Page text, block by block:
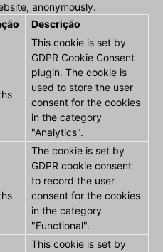
anonymously.
Descrição
This cookie is set by
GDPR Cookie Consent
plugin. The cookie is
used to store the user
consent for the cookies
in the category
"Analytics".
The cookie is set by
GDPR cookie consent
to record the user
consent for the cookies
in the category
"Functional".
This cookie is set by